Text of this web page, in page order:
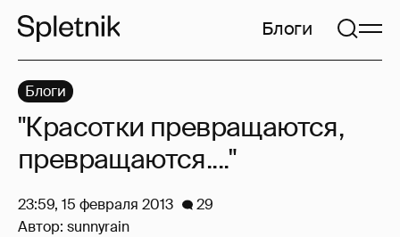
Блоги
Блоги
"Красотки превращаются,
превращаются...."
23:59, 15 февраля 2013
29
Автор: sunnyrain